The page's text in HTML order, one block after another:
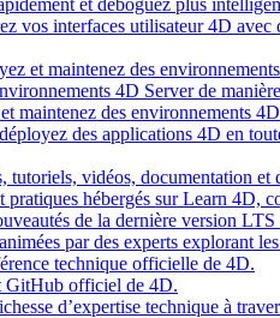
et déboguez plus
vos interfaces utilisateur 4D avec
et maintenez des
4D Server de
maintenez des environnements
des applications 4D en
tutoriels, vidéos, documentation et
pratiques hébergés sur Learn 4D,
de la dernière version
par des experts explorant
technique officielle de 4D.
GitHub officiel de 4D.
d’expertise technique à